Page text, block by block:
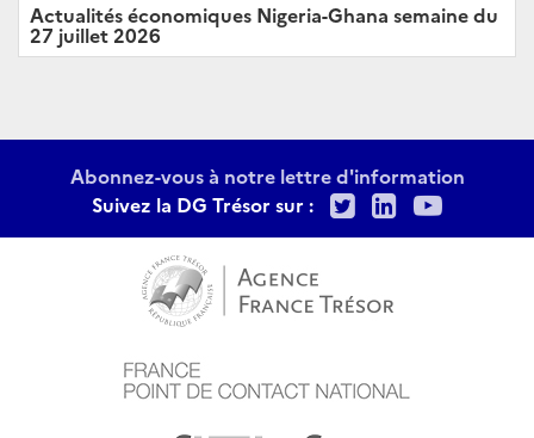
Actualités économiques Nigeria-Ghana semaine du
27 juillet 2026
Abonnez-vous à notre lettre d'information
Suivez la DG Trésor sur :
TwitterLinkedIn